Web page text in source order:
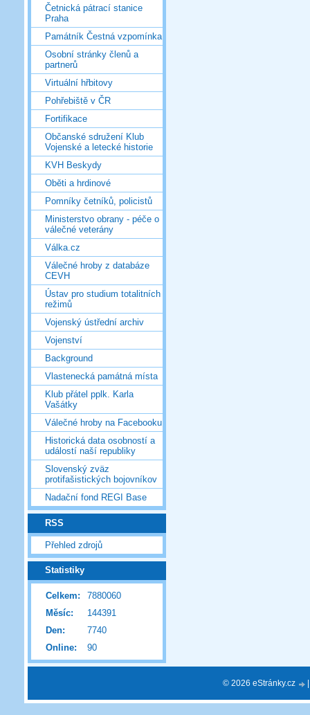
Četnická pátrací stanice
Praha
Památník Čestná vzpomínka
Osobní stránky členů a
partnerů
Virtuální hřbitovy
Pohřebiště v ČR
Fortifikace
Občanské sdružení Klub
Vojenské a letecké historie
KVH Beskydy
Oběti a hrdinové
Pomníky četníků, policistů
Ministerstvo obrany - péče o
válečné veterány
Válka.cz
Válečné hroby z databáze
CEVH
Ústav pro studium totalitních
režimů
Vojenský ústřední archiv
Vojenství
Background
Vlastenecká památná místa
Klub přátel pplk. Karla
Vašátky
Válečné hroby na Facebooku
Historická data osobností a
událostí naší republiky
Slovenský zväz
protifašistických bojovníkov
Nadační fond REGI Base
RSS
Přehled zdrojů
Statistiky
Online: 90
Celkem:
7880060
Měsíc:
144391
Den:
7740
© 2026 eStránky.cz